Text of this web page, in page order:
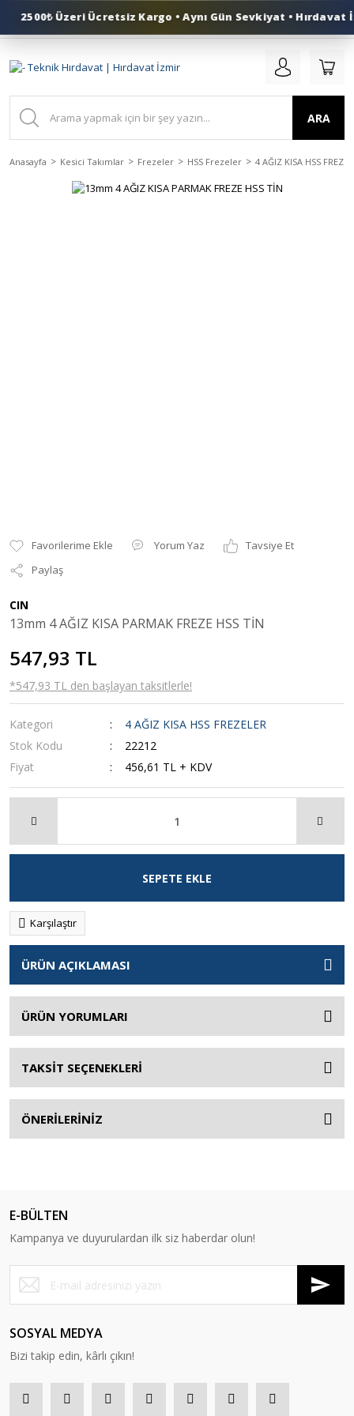
0 (553) 324 41 50
ARA
Anasayfa Kesici Takımlar Frezeler HSS Frezeler 4 AĞIZ KISA HSS
Yorum Yaz
Tavsiye Et
Paylaş
CIN
13mm 4 AĞIZ KISA PARMAK FREZE HSS TİN
547,93 TL
*547,93 TL den başlayan taksitlerle!
Kategori
4 AĞIZ KISA HSS FREZELER
Stok Kodu
22212
Fiyat
456,61 TL + KDV
SEPETE EKLE
Karşılaştır
ÜRÜN AÇIKLAMASI
ÜRÜN YORUMLARI
TAKSİT SEÇENEKLERİ
ÖNERİLERİNİZ
E-BÜLTEN
Kampanya ve duyurulardan ilk siz haberdar olun!
SOSYAL MEDYA
Bizi takip edin, kârlı çıkın!
2500₺ Üzeri Ücretsiz Kargo • Aynı Gün Sevkiyat • Hırdavat